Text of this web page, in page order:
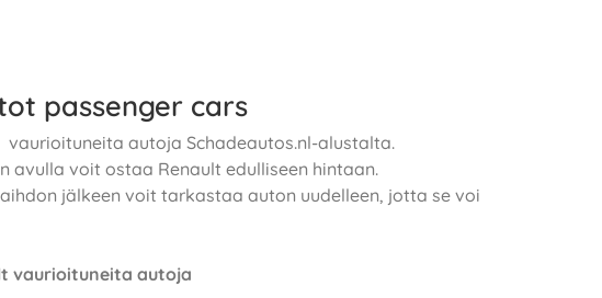
passenger cars
autoja Schadeautos.nl-alustalta.
avulla voit ostaa Renault edulliseen hintaan.
jälkeen voit tarkastaa auton uudelleen, jotta se voi
vaurioituneita autoja